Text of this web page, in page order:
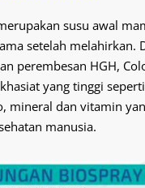
susu awal
setelah melahirkan.
perembesan HGH,
yang tinggi
mineral dan vitamin
manusia.